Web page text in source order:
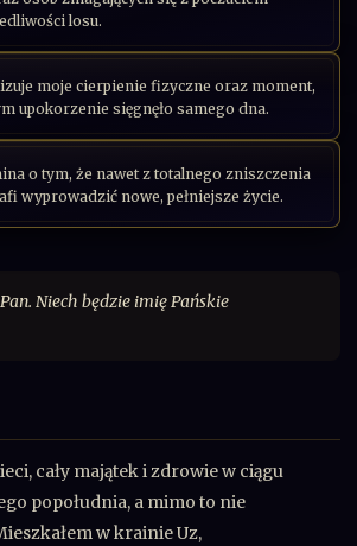
losu.
moje cierpienie fizyczne oraz moment,
upokorzenie sięgnęło samego dna.
o tym, że nawet z totalnego zniszczenia
wyprowadzić nowe, pełniejsze życie.
Niech będzie imię Pańskie
cały majątek i zdrowie w ciągu
popołudnia, a mimo to nie
w krainie Uz,